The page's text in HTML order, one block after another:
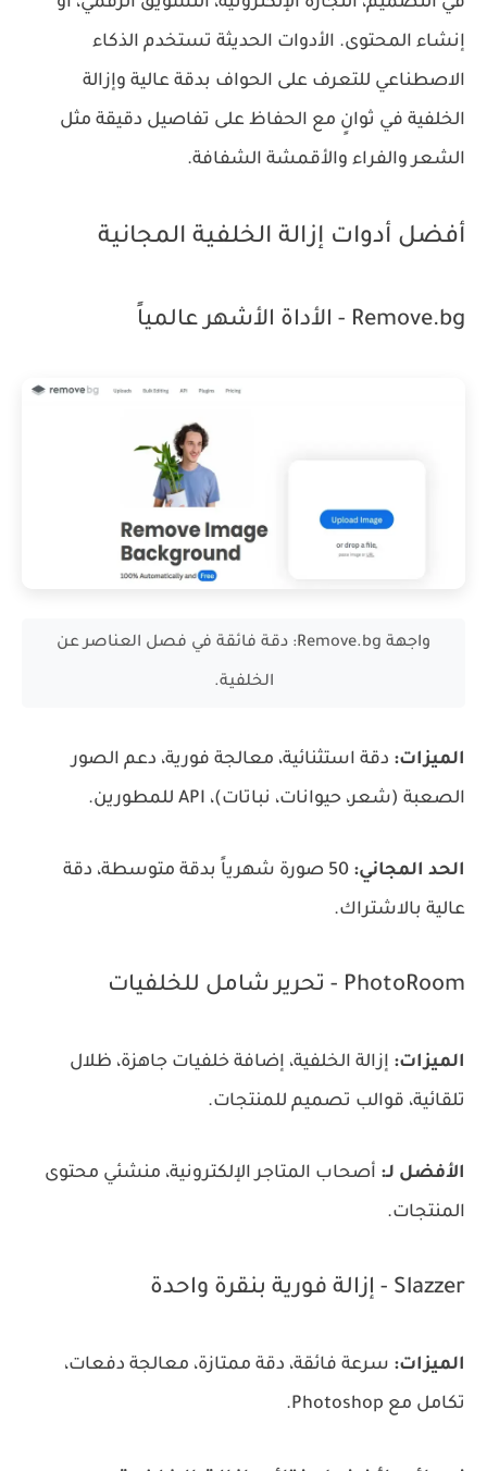
إنشاء المحتوى. الأدوات الحديثة تستخدم الذكاء
الاصطناعي للتعرف على الحواف بدقة عالية وإزالة
الخلفية في ثوانٍ مع الحفاظ على تفاصيل دقيقة مثل
الشعر والفراء والأقمشة الشفافة.
أفضل أدوات إزالة الخلفية المجانية
Remove.bg - الأداة الأشهر عالمياً
واجهة Remove.bg: دقة فائقة في فصل العناصر عن
الخلفية.
الميزات: دقة استثنائية، معالجة فورية، دعم الصور
الصعبة (شعر، حيوانات، نباتات)، API للمطورين.
الحد المجاني:
50 صورة شهرياً بدقة متوسطة، دقة
عالية بالاشتراك.
PhotoRoom - تحرير شامل للخلفيات
الميزات: إزالة الخلفية، إضافة خلفيات جاهزة، ظلال
تلقائية، قوالب تصميم للمنتجات.
الأفضل لـ: أصحاب المتاجر الإلكترونية، منشئي محتوى
المنتجات.
Slazzer - إزالة فورية بنقرة واحدة
الميزات: سرعة فائقة، دقة ممتازة، معالجة دفعات،
تكامل مع Photoshop.